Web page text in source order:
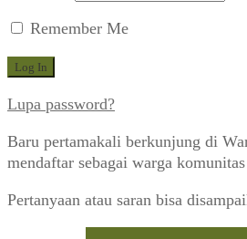
Remember Me
Lupa password?
Baru pertamakali berkunjung di
mendaftar sebagai warga komunitas
Pertanyaan atau saran bisa